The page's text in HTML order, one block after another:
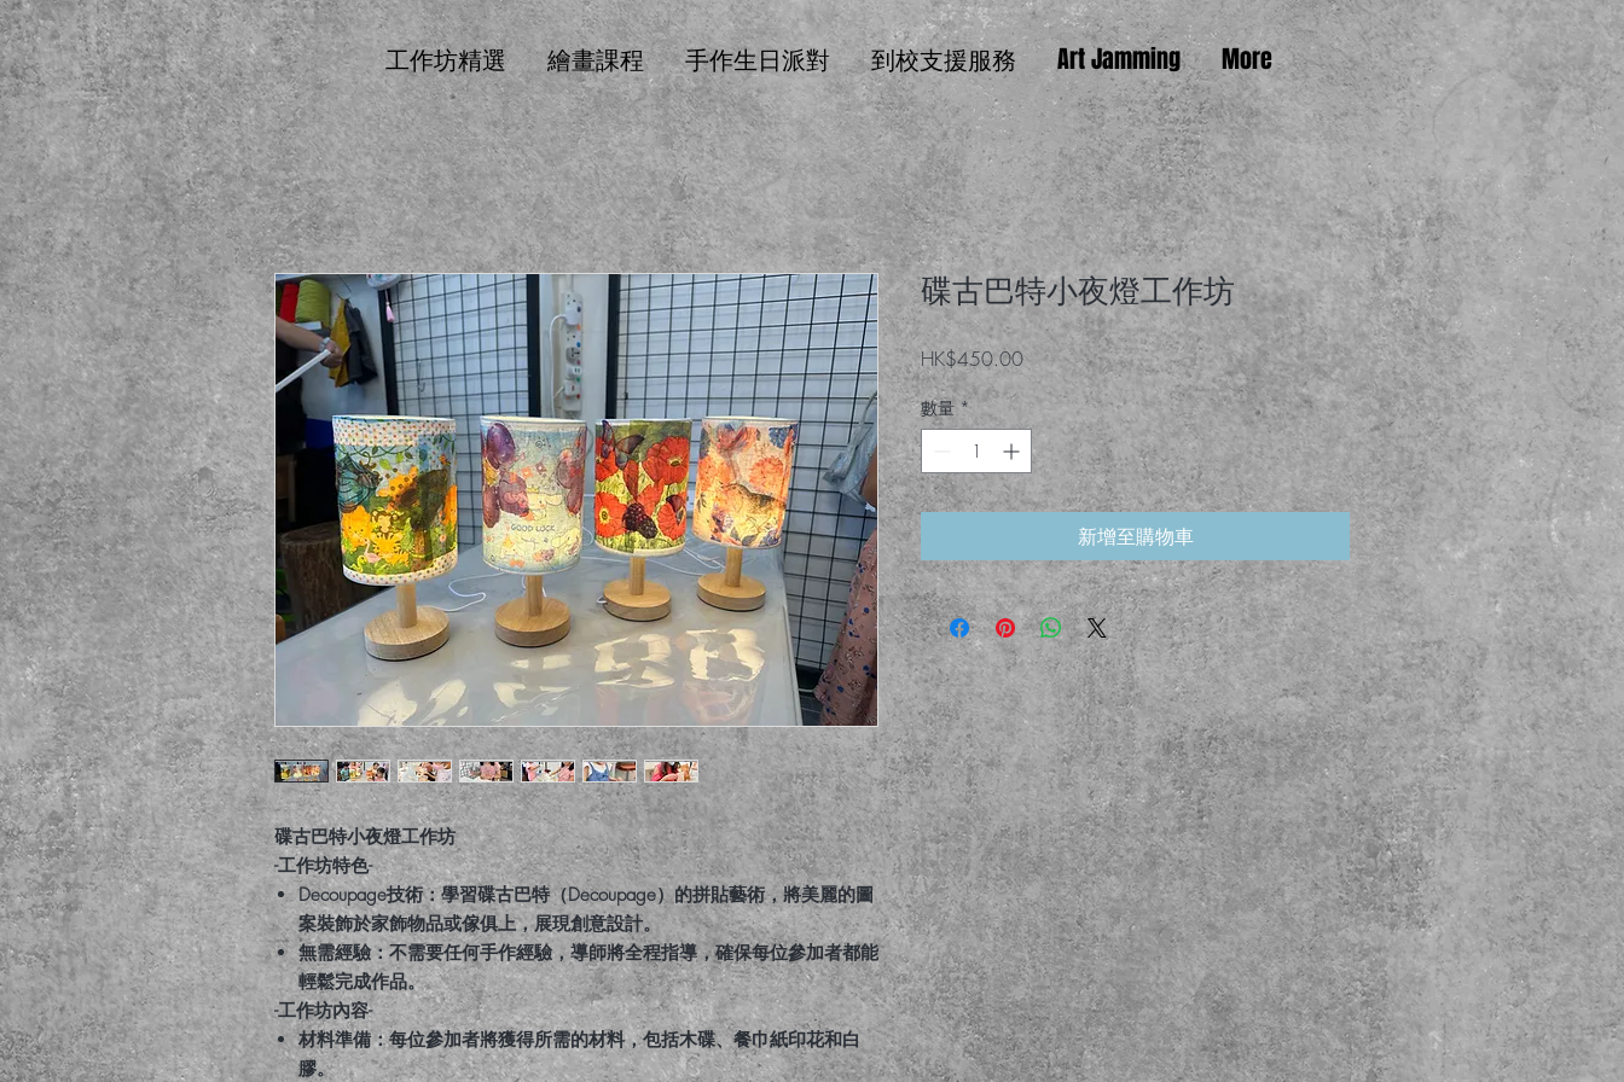
工作坊精選 繪畫課程 手作生日派對 到校支援服務 Art Jamming More
碟古巴特小夜燈工作坊
-工作坊特色-
Decoupage技術：學習碟古巴特（Decoupage）的拼貼藝術，將美麗的圖
案裝飾於家飾物品或傢俱上，展現創意設計。
無需經驗：不需要任何手作經驗，導師將全程指導，確保每位參加者都能
輕鬆完成作品。
-工作坊內容-
材料準備：每位參加者將獲得所需的材料，包括木碟、餐巾紙印花和白
膠。
碟古巴特小夜燈工作坊
HK$450.00價格
數量 *
新增至購物車